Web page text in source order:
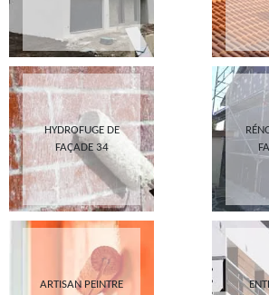
HYDROFUGE DE
FAÇADE 34
ARTISAN PEINTRE